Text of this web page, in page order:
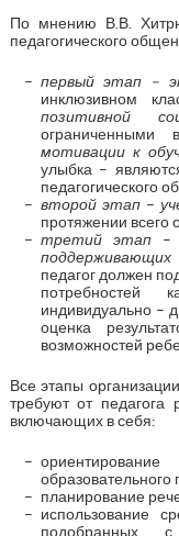
По мнению В.В.
педагогического
первый этап –
инклюзивном
позитивной
ограниченными
мотивации к
улыбка –
педагогического
второй этап–
протяжении всего
третий этап–
педагог должен
потребностей
индивидуально –
оценка
возможностей
Все этапы
требуют от педагога
включающих в себя:
образовательного
планирование
использование
подобранных